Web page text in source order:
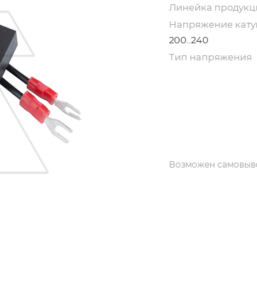
Линейка
Напряжение
200..240
Тип напряжения
Возможен